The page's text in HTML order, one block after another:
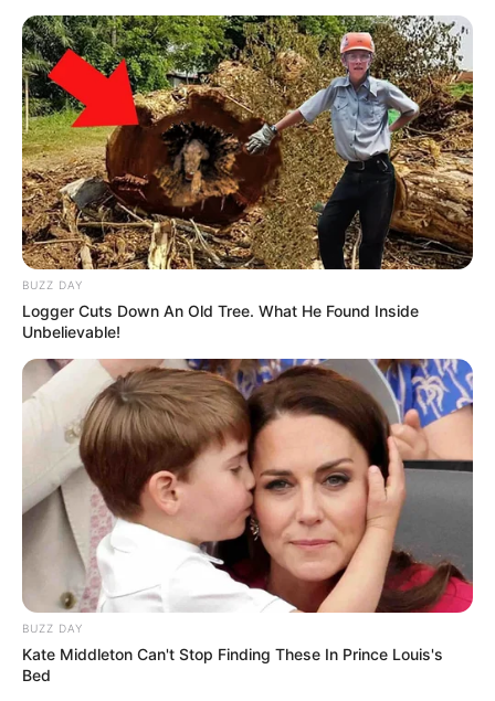
„VÉRREL ÁZTATOTT ESKÜVŐ: AZ ÁRULÁS MÉRGE”
BUZZ DAY
Logger Cuts Down An Old Tree. What He Found Inside
Unbelievable!
BUZZ DAY
Kate Middleton Can't Stop Finding These In Prince Louis's
Bed